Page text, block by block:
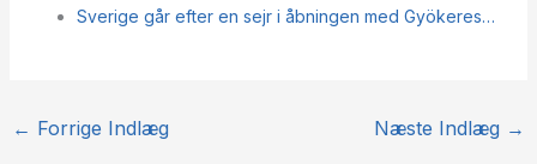
Sverige går efter en sejr i åbningen med Gyökeres…
← Forrige Indlæg Næste Indlæg →